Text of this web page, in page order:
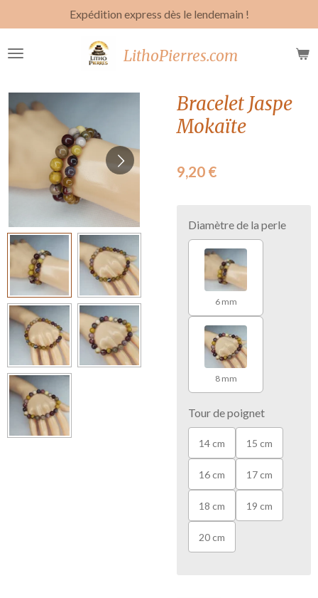
au
contenu
LithoPierres.com
Expédition express dès le lendemain !
Bracelet Jaspe
Mokaïte
9,20 €
Diamètre de la perle
6 mm
8 mm
Tour de poignet
14 cm 15 cm
16 cm 17 cm
18 cm 19 cm
20 cm